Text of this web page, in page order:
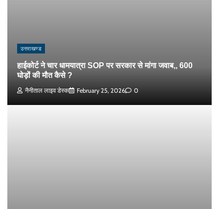
उत्तराखण्ड
हाईकोर्ट ने चार धामयात्रा SOP पर सरकार से मांगा जवाब,, 600
घोड़ों की मौत कैसे ?
नैनीताल लाइव डेस्क February 25, 2026 0